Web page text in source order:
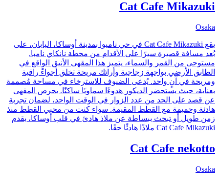
Cat Cafe Mikazuki
Osaka
يقع Cat Cafe Mikazuki في حي ناميوا بمدينة أوساكا، اليابان، على
بُعد مسافة قصيرة سيرًا على الأقدام من محطة نانكاي نامبا.
مستوحى من القمر والسماء، يتميز هذا المقهى الأنيق الواقع في
الطابق الأرضي بواجهة زجاجية وأرائك مريحة تخلق أجواءً راقية
ومريحة في آنٍ واحد. يُدعى الضيوف للاسترخاء في مساحة مُصممة
بعناية، حيث يستحضر الديكور هدوءًا سماويًا ساكنًا. يحرص المقهى
عن قصد على الحد من عدد الزوار في الوقت الواحد، لضمان تجربة
هادئة وحميمة مع القطط المقيمة. سواء كنت من محبي القطط منذ
زمن طويل أو تبحث ببساطة عن ملاذ هادئ في قلب أوساكا، يقدم
Cat Cafe Mikazuki ملاذًا هادئًا حقًا.
Cat Cafe nekotto
Osaka